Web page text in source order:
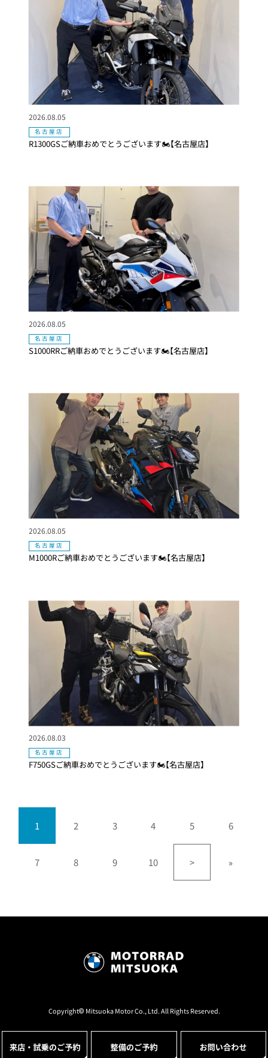
R1300GSご納車おめでとうございます🏍【名古屋店】
2026.08.05
名古屋店
S1000RRご納車おめでとうございます🏍【名古屋店】
2026.08.05
名古屋店
M1000Rご納車おめでとうございます🏍【名古屋店】
2026.08.05
名古屋店
F750GSご納車おめでとうございます🏍【名古屋店】
2026.08.03
名古屋店
1 2 3 4 5 6
7 8 9 10 > »
Copyright© Mitsuoka Motor Co., Ltd. All Rights Reserved.